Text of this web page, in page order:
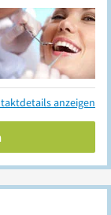
anzeigen